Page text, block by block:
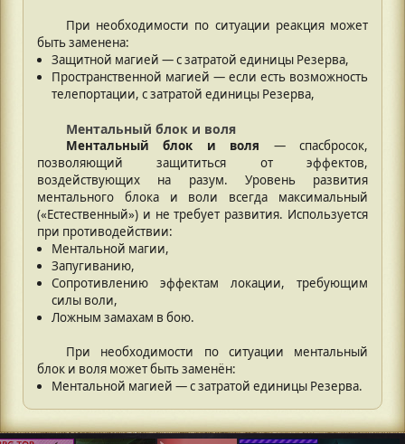
При необходимости по ситуации реакция может
быть заменена:
Защитной магией — с затратой единицы Резерва,
Пространственной магией — если есть возможность
телепортации, с затратой единицы Резерва,
Ментальный блок и воля
Ментальный блок и воля — спасбросок,
позволяющий защититься от эффектов,
воздействующих на разум. Уровень развития
ментального блока и воли всегда максимальный
(«Естественный») и не требует развития. Используется
при противодействии:
Ментальной магии,
Запугиванию,
Сопротивлению эффектам локации, требующим
силы воли,
Ложным замахам в бою.
При необходимости по ситуации ментальный
блок и воля может быть заменён:
Ментальной магией — с затратой единицы Резерва.